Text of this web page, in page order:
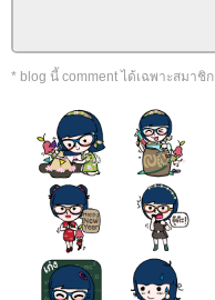
* blog นี้ comment ได้เฉพาะสมาชิก